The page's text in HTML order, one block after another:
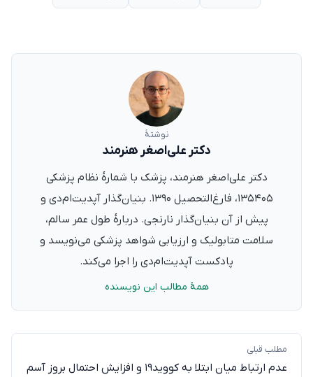
نوشتهٔ
دکتر علی‌اصغر هنرمند
دکتر علی‌اصغر هنرمند، پزشک با شمارهٔ نظام پزشکی
۱۳۵۴۰۵، فارغ‌التحصیل ۱۳۹۰. بنیان‌گذار آپدیت‌ام‌دی و
پیش از آن بنیان‌گذار نارنجی. دربارهٔ طول عمر سالم،
سلامت متابولیک و ارزیابی شواهد پزشکی می‌نویسد و
پادکست آپدیت‌ام‌دی را اجرا می‌کند.
همهٔ مطالب این نویسنده
مطلب قبلی
عدم ارتباط میان ابتلا به کووید۱۹ و افزایش احتمال بروز آسم